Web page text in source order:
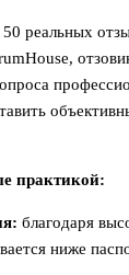
реальных
практикой:
благодаря
ниже